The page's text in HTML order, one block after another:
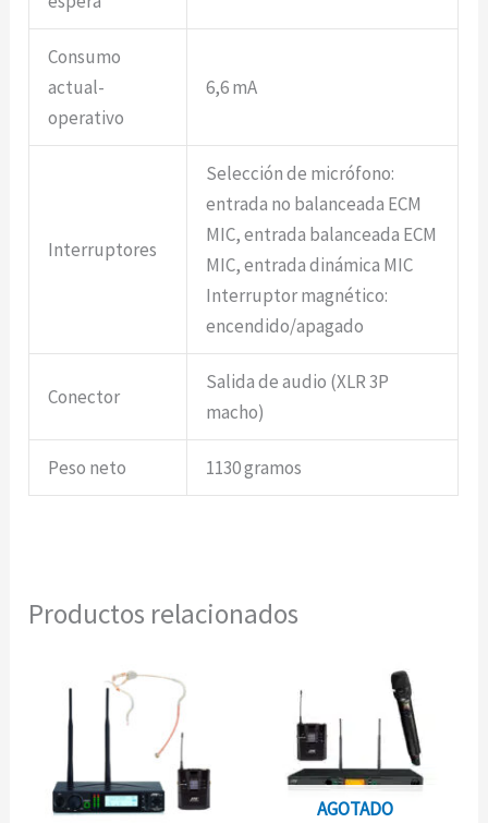
Consumo
actual-
operativo
6,6 mA
Interruptores
Selección de micrófono:
entrada no balanceada ECM
MIC, entrada balanceada ECM
MIC, entrada dinámica MIC
Interruptor magnético:
encendido/apagado
Conector
Salida de audio (XLR 3P
macho)
Peso neto 1130 gramos
Productos relacionados
AGOTADO